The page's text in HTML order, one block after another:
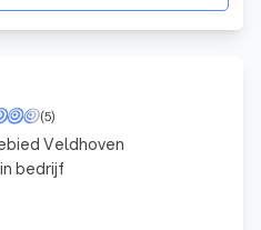
(5)
Veldhoven
bedrijf